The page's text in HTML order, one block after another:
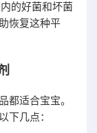
的好菌和坏菌
恢复这种平
都适合宝宝。
下几点：